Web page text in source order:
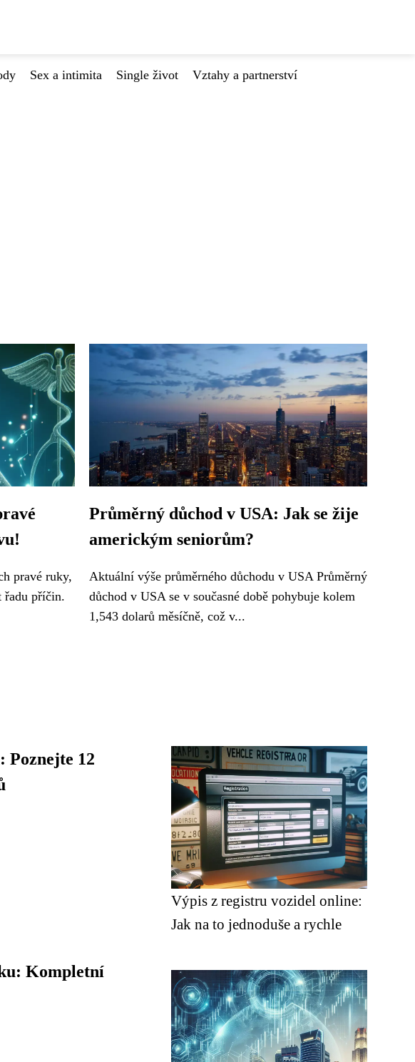
Sex a intimita Single život Vztahy a partnerství
pravé ruky,
řadu příčin.
Průměrný důchod v USA: Jak se žije
americkým seniorům?
Aktuální výše průměrného důchodu v USA Průměrný
důchod v USA se v současné době pohybuje kolem
1,543 dolarů měsíčně, což v...
Poznejte 12
Kompletní
Výpis z registru vozidel online:
Jak na to jednoduše a rychle